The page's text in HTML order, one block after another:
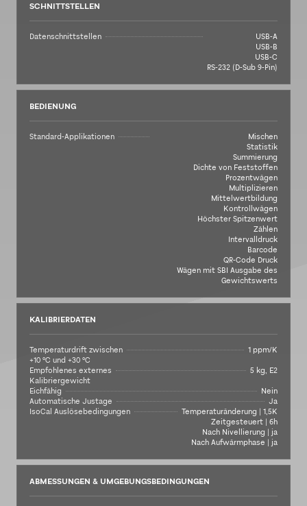
SCHNITTSTELLEN
Datenschnittstellen
USB-A
USB-B
USB-C
RS-232 (D-Sub 9-Pin)
BEDIENUNG
Standard-Applikationen
Mischen
Statistik
Summierung
Dichte von Feststoffen
Prozentwägen
Multiplizieren
Mittelwertbildung
Kontrollwägen
Höchster Spitzenwert
Zählen
Intervalldruck
Barcode
QR-Code Druck
Wägen mit SBI Ausgabe des
Gewichtswerts
KALIBRIERDATEN
Temperaturdrift zwischen
+10 °C und +30 °C
1 ppm/K
Empfohlenes externes
Kalibriergewicht
5 kg, E2
Eichfähig
Nein
Automatische Justage
Ja
IsoCal Auslösebedingungen
Temperaturänderung | 1,5K
Zeitgesteuert | 6h
Nach Nivellierung | ja
Nach Aufwärmphase | ja
ABMESSUNGEN & UMGEBUNGSBEDINGUNGEN